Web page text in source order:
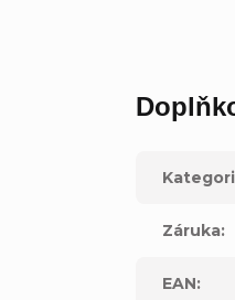
Záruka:
EAN: